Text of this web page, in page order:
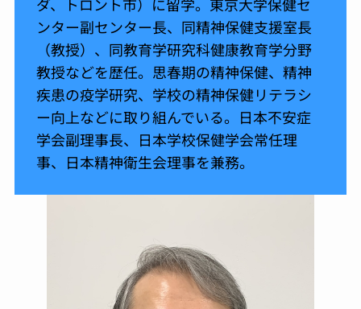
ダ、トロント市）に留学。東京大学保健セ
ンター副センター長、同精神保健支援室長
（教授）、同教育学研究科健康教育学分野
教授などを歴任。思春期の精神保健、精神
疾患の疫学研究、学校の精神保健リテラシ
ー向上などに取り組んでいる。日本不安症
学会副理事長、日本学校保健学会常任理
事、日本精神衛生会理事を兼務。